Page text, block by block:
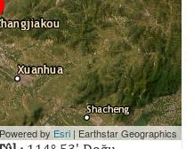
by Esri |Earthstar Geographics